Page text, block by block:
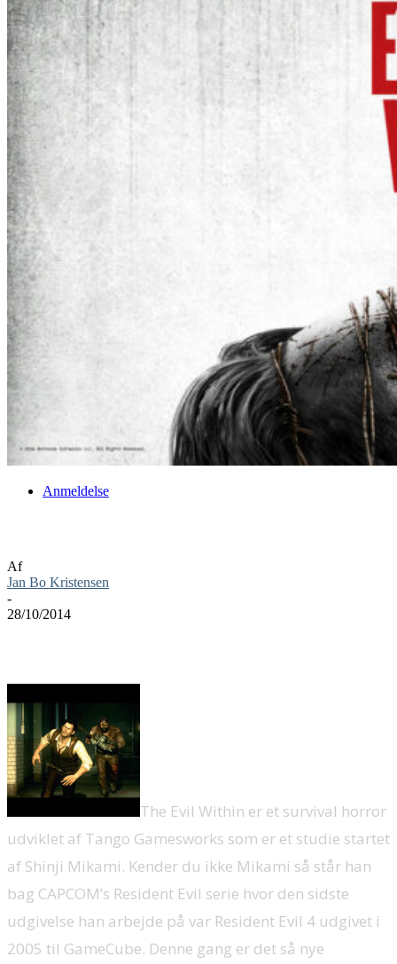
Anmeldelse
Af
Jan Bo Kristensen
-
28/10/2014
The Evil Within er et survival horror
udviklet af Tango Gamesworks som er et studie startet
af Shinji Mikami. Kender du ikke Mikami så står han
bag CAPCOM’s Resident Evil serie hvor den sidste
udgivelse han arbejde på var Resident Evil 4 udgivet i
2005 til GameCube. Denne gang er det så nye